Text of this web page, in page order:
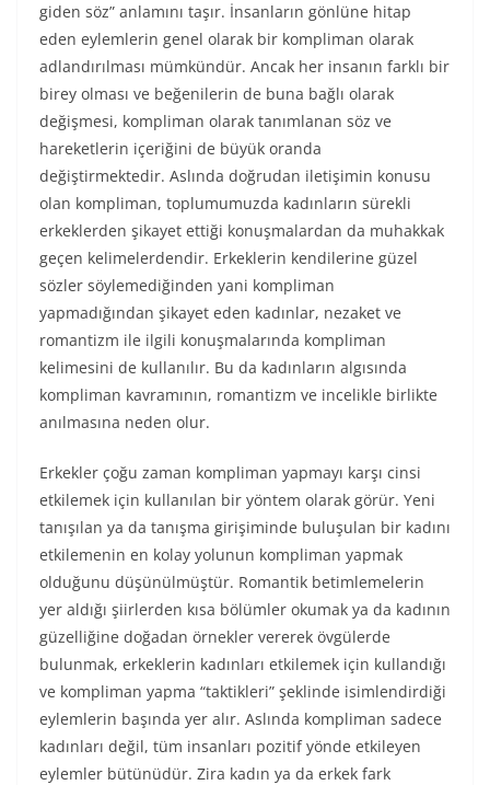
giden söz” anlamını taşır. İnsanların gönlüne hitap
eden eylemlerin genel olarak bir kompliman olarak
adlandırılması mümkündür. Ancak her insanın farklı bir
birey olması ve beğenilerin de buna bağlı olarak
değişmesi, kompliman olarak tanımlanan söz ve
hareketlerin içeriğini de büyük oranda
değiştirmektedir. Aslında doğrudan iletişimin konusu
olan kompliman, toplumumuzda kadınların sürekli
erkeklerden şikayet ettiği konuşmalardan da muhakkak
geçen kelimelerdendir. Erkeklerin kendilerine güzel
sözler söylemediğinden yani kompliman
yapmadığından şikayet eden kadınlar, nezaket ve
romantizm ile ilgili konuşmalarında kompliman
kelimesini de kullanılır. Bu da kadınların algısında
kompliman kavramının, romantizm ve incelikle birlikte
anılmasına neden olur.
Erkekler çoğu zaman kompliman yapmayı karşı cinsi
etkilemek için kullanılan bir yöntem olarak görür. Yeni
tanışılan ya da tanışma girişiminde buluşulan bir kadını
etkilemenin en kolay yolunun kompliman yapmak
olduğunu düşünülmüştür. Romantik betimlemelerin
yer aldığı şiirlerden kısa bölümler okumak ya da kadının
güzelliğine doğadan örnekler vererek övgülerde
bulunmak, erkeklerin kadınları etkilemek için kullandığı
ve kompliman yapma “taktikleri” şeklinde isimlendirdiği
eylemlerin başında yer alır. Aslında kompliman sadece
kadınları değil, tüm insanları pozitif yönde etkileyen
eylemler bütünüdür. Zira kadın ya da erkek fark